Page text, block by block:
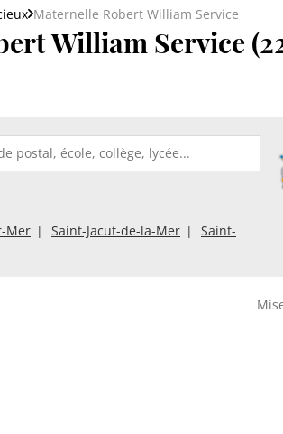
Maternelle Robert William Service
William Service
Mer Saint-Jacut-de-la-Mer
Saint-